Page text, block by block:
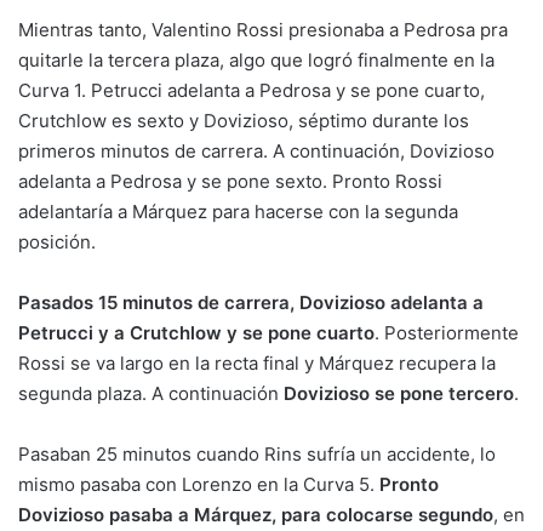
Mientras tanto, Valentino Rossi presionaba a Pedrosa pra
quitarle la tercera plaza, algo que logró finalmente en la
Curva 1. Petrucci adelanta a Pedrosa y se pone cuarto,
Crutchlow es sexto y Dovizioso, séptimo durante los
primeros minutos de carrera. A continuación, Dovizioso
adelanta a Pedrosa y se pone sexto. Pronto Rossi
adelantaría a Márquez para hacerse con la segunda
posición.
Pasados 15 minutos de carrera, Dovizioso adelanta a
Petrucci y a Crutchlow y se pone cuarto. Posteriormente
Rossi se va largo en la recta final y Márquez recupera la
segunda plaza. A continuación Dovizioso se pone tercero.
Pasaban 25 minutos cuando Rins sufría un accidente, lo
mismo pasaba con Lorenzo en la Curva 5. Pronto
Dovizioso pasaba a Márquez, para colocarse segundo, en